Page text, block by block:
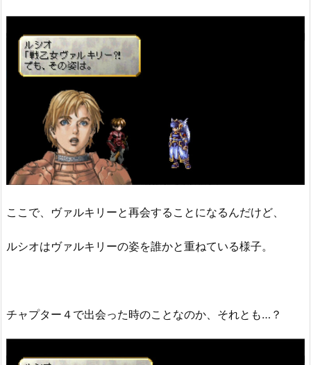
ここで、ヴァルキリーと再会することになるんだけど、
ルシオはヴァルキリーの姿を誰かと重ねている様子。
チャプター４で出会った時のことなのか、それとも…？